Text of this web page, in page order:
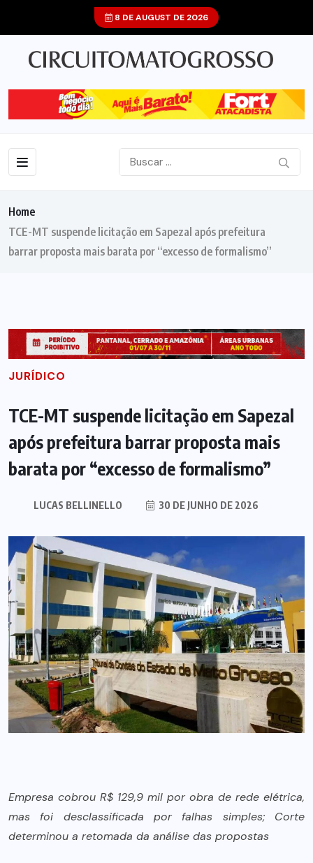
8 DE AUGUST DE 2026
Home
TCE-MT suspende licitação em Sapezal após prefeitura
barrar proposta mais barata por “excesso de formalismo”
JURÍDICO
TCE-MT suspende licitação em Sapezal
após prefeitura barrar proposta mais
barata por “excesso de formalismo”
LUCAS BELLINELLO 30 DE JUNHO DE 2026
Empresa cobrou R$ 129,9 mil por obra de rede elétrica,
mas foi desclassificada por falhas simples; Corte
determinou a retomada da análise das propostas